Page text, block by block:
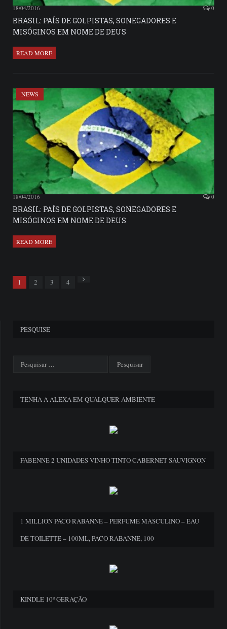
18/04/2016 0
BRASIL: PAÍS DE GOLPISTAS, SONEGADORES E
MISÓGINOS EM NOME DE DEUS
READ MORE
NEWS
18/04/2016 0
BRASIL: PAÍS DE GOLPISTAS, SONEGADORES E
MISÓGINOS EM NOME DE DEUS
READ MORE
1 2 3 4 Next
PESQUISE
TENHA A ALEXA EM QUALQUER AMBIENTE
FABENNE 2 UNIDADES VINHO TINTO CABERNET SAUVIGNON
1 MILLION PACO RABANNE – PERFUME MASCULINO – EAU
DE TOILETTE – 100ML, PACO RABANNE, 100
KINDLE 10º GERAÇÃO